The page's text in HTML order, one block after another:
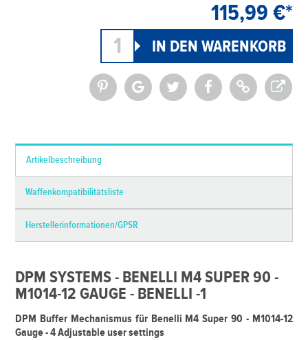
115,99 €*
Artikelbeschreibung
Waffenkompatibilitätsliste
Herstellerinformationen/GPSR
DPM SYSTEMS - BENELLI M4 SUPER 90 -
M1014-12 GAUGE - BENELLI -1
DPM Buffer Mechanismus für Benelli M4 Super 90 - M1014-12
Gauge - 4 Adjustable user settings